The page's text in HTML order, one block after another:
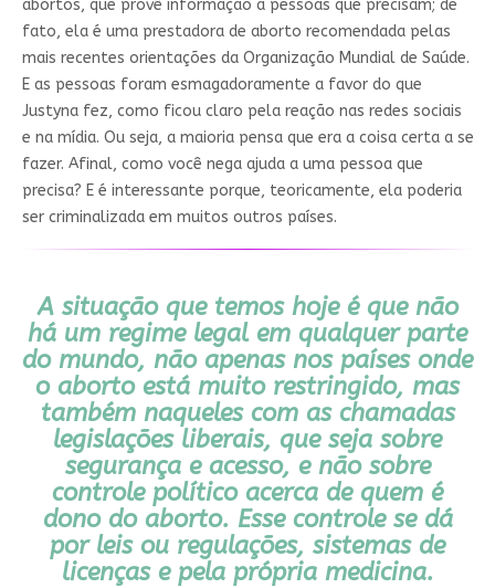
abortos, que provê informação a pessoas que precisam; de
fato, ela é uma prestadora de aborto recomendada pelas
mais recentes orientações da Organização Mundial de Saúde.
E as pessoas foram esmagadoramente a favor do que
Justyna fez, como ficou claro pela reação nas redes sociais
e na mídia. Ou seja, a maioria pensa que era a coisa certa a se
fazer. Afinal, como você nega ajuda a uma pessoa que
precisa? E é interessante porque, teoricamente, ela poderia
ser criminalizada em muitos outros países.
A situação que temos hoje é que não
há um regime legal em qualquer parte
do mundo, não apenas nos países onde
o aborto está muito restringido, mas
também naqueles com as chamadas
legislações liberais, que seja sobre
segurança e acesso, e não sobre
controle político acerca de quem é
dono do aborto. Esse controle se dá
por leis ou regulações, sistemas de
licenças e pela própria medicina.